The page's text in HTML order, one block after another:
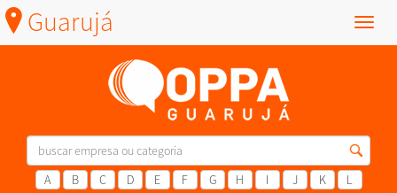
Menu
Guarujá
A B C D E F G H I J K
L